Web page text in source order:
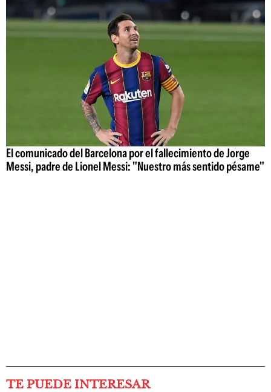
El comunicado del Barcelona por el fallecimiento de Jorge
Messi, padre de Lionel Messi: "Nuestro más sentido pésame"
TE PUEDE INTERESAR